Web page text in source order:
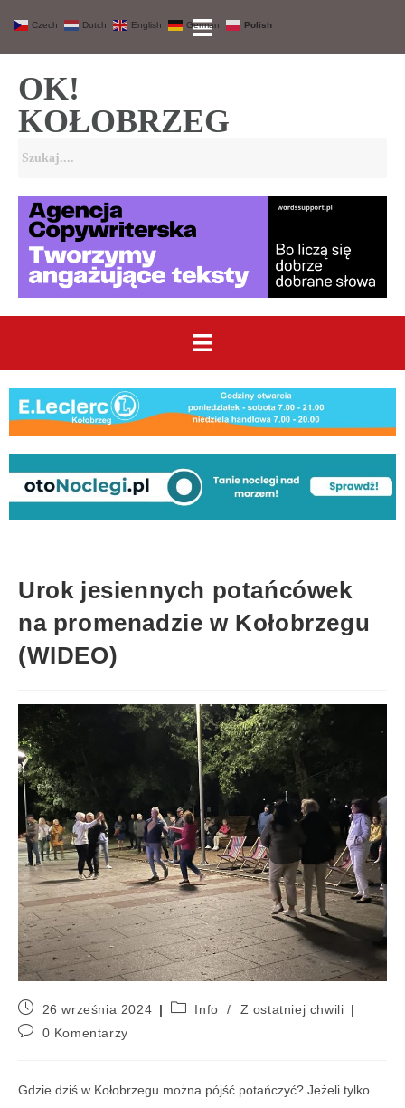
OK!
KOŁOBRZEG
Urok jesiennych potańcówek
na promenadzie w Kołobrzegu
(WIDEO)
26 września 2024 Info /
Z ostatniej chwili
0 Komentarzy
Gdzie dziś w Kołobrzegu można pójść potańczyć? Jeżeli tylko
Czech Dutch English German Polish